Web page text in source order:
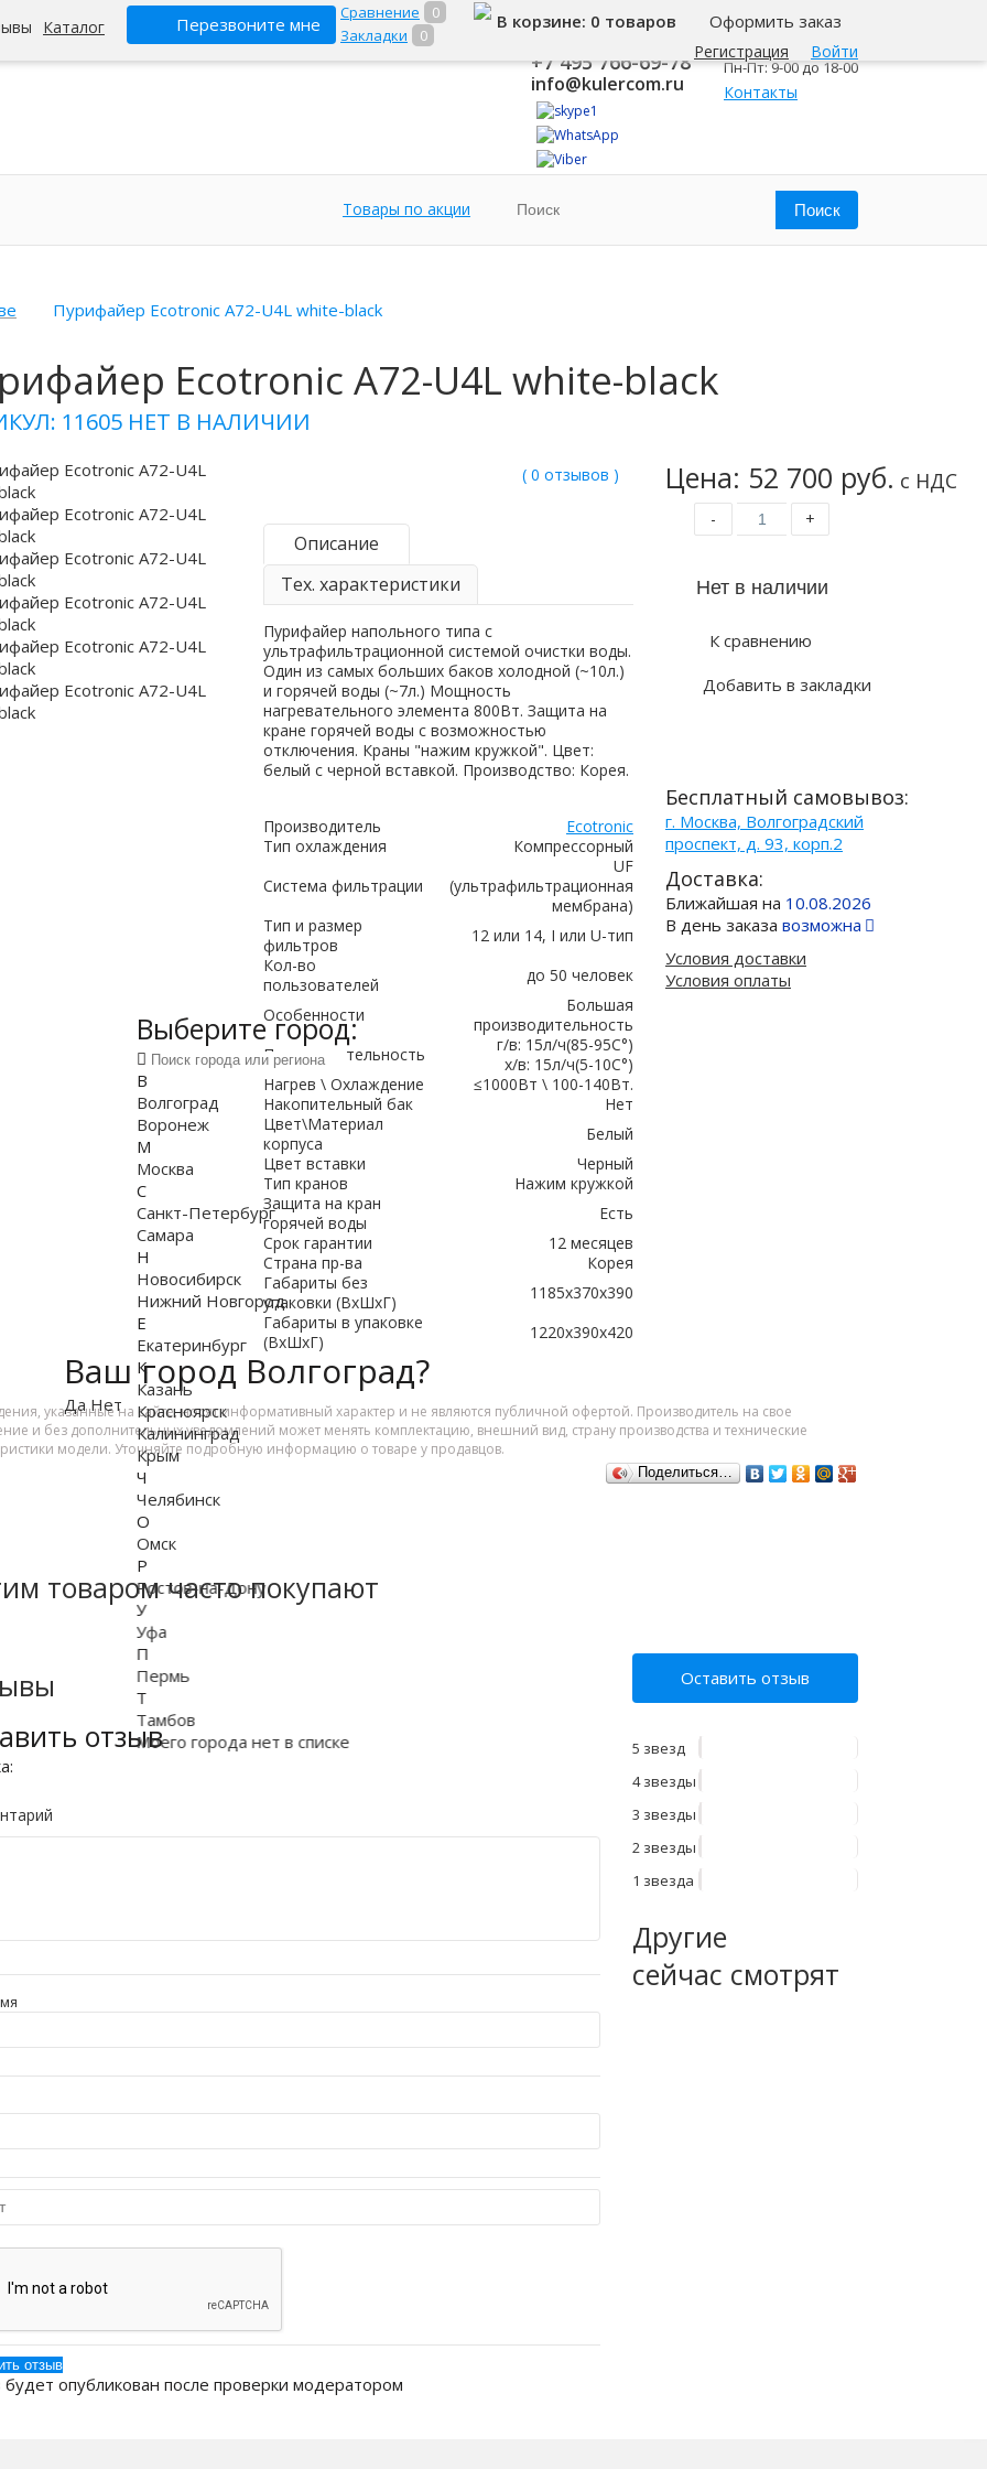
Каталог Перезвоните мне
Сравнение
0
Закладки
0
Регистрация Войти
В корзине: 0 товаров Оформить заказ
8 800 500-345-1
+7 495 766-69-78
info@kulercom.ru
Москва
Пн-Пт: 9-00 до 18-00
Контакты
Товары по акции
Пурифайер Ecotronic A72-U4L white-black
Ecotronic A72-U4L white-black
11605 НЕТ В НАЛИЧИИ
Цена: 52 700 руб. с НДС
- +
К сравнению
Добавить в закладки
Бесплатный самовывоз:
г. Москва, Волгоградский
проспект, д. 93, корп.2
Доставка:
Ближайшая на 10.08.2026
В день заказа возможна
Условия доставки
Условия оплаты
( 0 отзывов )
Описание
Тех. характеристики
Пурифайер напольного типа с
ультрафильтрационной системой очистки воды.
Один из самых больших баков холодной (~10л.)
и горячей воды (~7л.) Мощность
нагревательного элемента 800Вт. Защита на
кране горячей воды с возможностью
отключения. Краны "нажим кружкой". Цвет:
белый с черной вставкой. Производство: Корея.
Производитель
Ecotronic
Тип охлаждения
Компрессорный
Система фильтрации
UF
(ультрафильтрационная
мембрана)
Тип и размер
фильтров
12 или 14, I или U-тип
Кол-во
пользователей
до 50 человек
Особенности
Большая
производительность
Производительность
г/в: 15л/ч(85-95C°)
х/в: 15л/ч(5-10C°)
Нагрев \ Охлаждение
≤1000Вт \ 100-140Вт.
Накопительный бак
Нет
Цвет\Материал
корпуса
Белый
Цвет вставки
Черный
Тип кранов
Нажим кружкой
Защита на кран
горячей воды
Есть
Срок гарантии
12 месяцев
Страна пр-ва
Корея
Габариты без
упаковки (ВxШxГ)
1185x370x390
Габариты в упаковке
(ВxШxГ)
1220x390x420
указанные на сайте, носят информативный характер и не являются публичной офертой. Производитель на свое
и без дополнительных уведомлений может менять комплектацию, внешний вид, страну производства и технические
модели. Уточняйте подробную информацию о товаре у продавцов.
Поделиться…
товаром часто покупают
отзыв
опубликован после проверки модератором
Оставить отзыв
5 звезд
4 звезды
3 звезды
2 звезды
1 звезда
Другие
сейчас смотрят
Ваш город Волгоград?
Да Нет
Выберите город:
В
Волгоград
Воронеж
М
Москва
С
Санкт-Петербург
Самара
Н
Новосибирск
Нижний Новгород
Е
Екатеринбург
К
Казань
Красноярск
Калининград
Крым
Ч
Челябинск
О
Омск
Р
Ростов-на-Дону
У
Уфа
П
Пермь
Т
Тамбов
Моего города нет в списке